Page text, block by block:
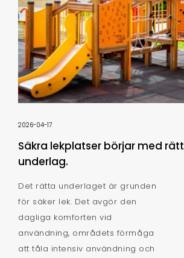
2026-04-17
Säkra lekplatser börjar med rätt
underlag.
Det rätta underlaget är grunden
för säker lek. Det avgör den
dagliga komforten vid
användning, områdets förmåga
att tåla intensiv användning och